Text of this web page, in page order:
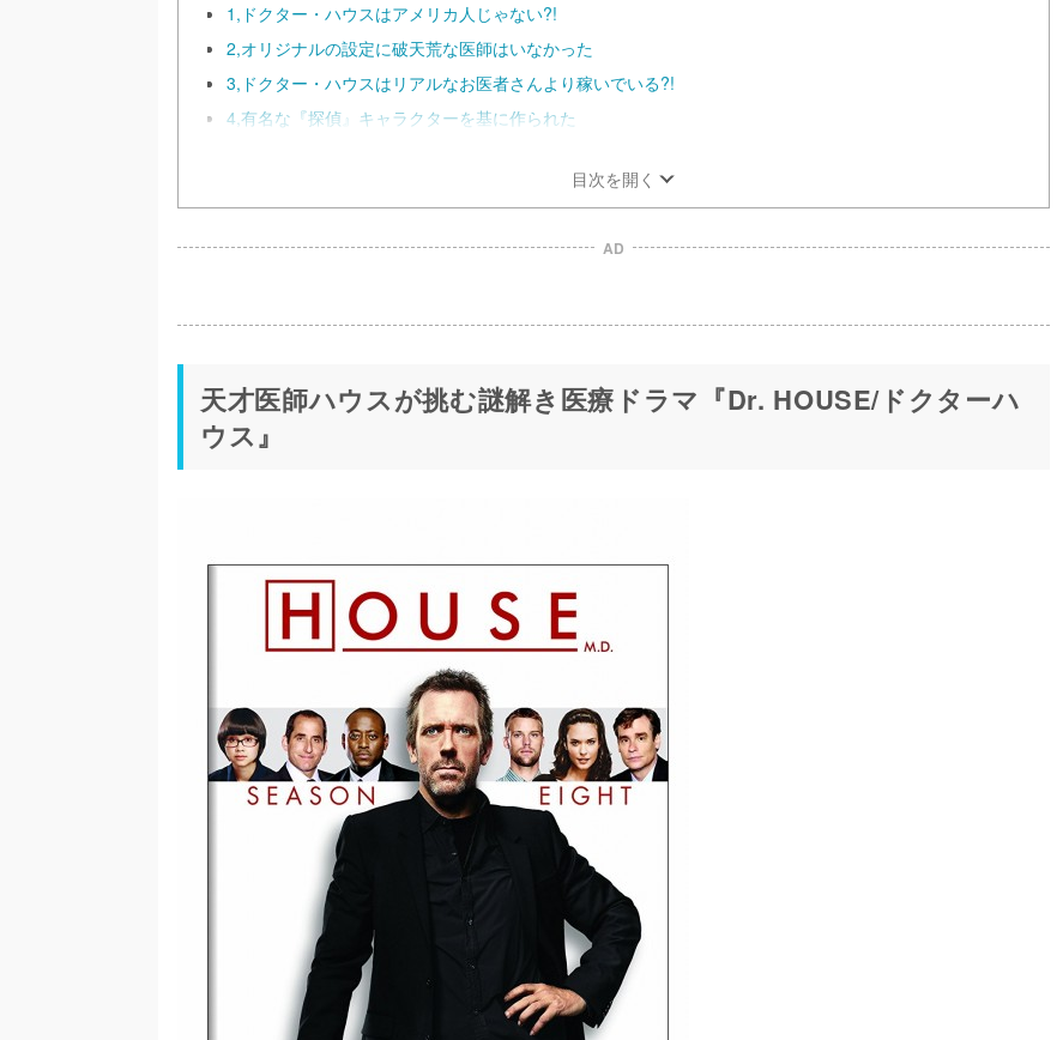
1,ドクター・ハウスはアメリカ人じゃない?!
2,オリジナルの設定に破天荒な医師はいなかった
3,ドクター・ハウスはリアルなお医者さんより稼いでいる?!
4,有名な『探偵』キャラクターを基に作られた
目次を開く
AD
天才医師ハウスが挑む謎解き医療ドラマ『Dr. HOUSE/ドクターハ
ウス』